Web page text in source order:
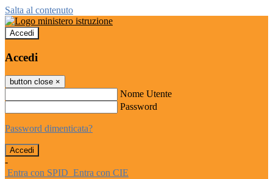
Salta al contenuto
Accedi
Accedi
button close ×
Nome Utente
Password
Password dimenticata?
-
Entra con SPID Entra con CIE